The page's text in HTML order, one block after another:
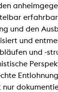
und den
und
und -
nur